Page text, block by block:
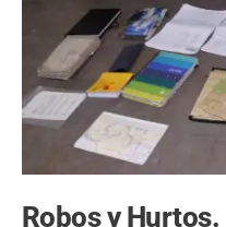
Robos y Hurtos.